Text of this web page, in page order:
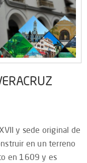
y sede original de
en un terreno
en 1609 y es